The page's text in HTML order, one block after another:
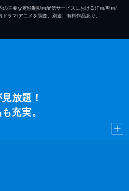
主要な定額制動画配信サービスにおける洋画/邦画/
ラマ/アニメを調査。別途、有料作品あり。
放題！
充実。